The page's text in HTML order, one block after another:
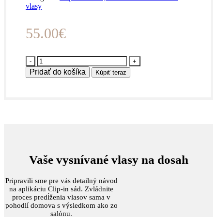
vlasy
55.00€
množstvo
CLIP
IN
Medová
blond
Pridať do košíka Kúpiť teraz
Vaše vysnívané vlasy na dosah
Pripravili sme pre vás detailný návod
na aplikáciu Clip-in sád. Zvládnite
proces predĺženia vlasov sama v
pohodlí domova s výsledkom ako zo
salónu.